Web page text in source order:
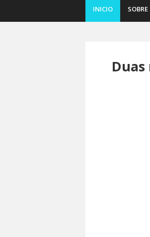
INICIO SOBRE